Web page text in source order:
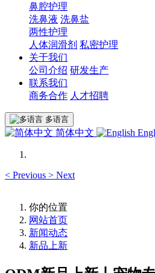
鼻腔护理
洗鼻液 洗鼻盐
两性护理
人体润滑剂 私密护理
关于我们
公司介绍 研发生产
联系我们
商务合作 人才招聘
多语言
简体中文
< Previous > Next
你的位置
网站首页
新闻动态
新品上新